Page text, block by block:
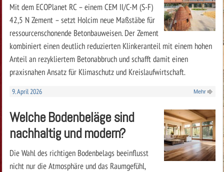
Mit dem ECOPlanet RC – einem CEM II/C-M (S-F)
42,5 N Zement – setzt Holcim neue ­Maßstäbe für
ressourcenschonende Betonbauweisen. Der Zement
kombiniert einen deutlich reduzierten Klinkeranteil mit einem hohen
Anteil an rezykliertem Betonabbruch und schafft damit einen
praxisnahen Ansatz für Klimaschutz und Kreislaufwirtschaft.
9. April 2026 Mehr
Welche Bodenbeläge sind
nachhaltig und modern?
Die Wahl des richtigen Bodenbelags beeinflusst
nicht nur die Atmosphäre und das Raumgefühl,